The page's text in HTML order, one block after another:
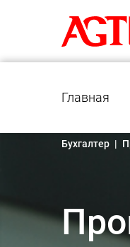
Главная
Бухгалтер |